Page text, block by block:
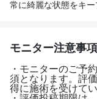
常に綺麗な状態をキ
モニター注意事項
・モニターのご予
須となります。評
得に施術を受けて